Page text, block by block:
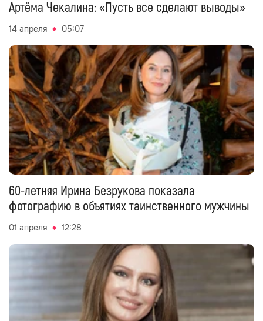
Артёма Чекалина: «Пусть все сделают выводы»
14 апреля 05:07
60-летняя Ирина Безрукова показала
фотографию в объятиях таинственного мужчины
01 апреля 12:28